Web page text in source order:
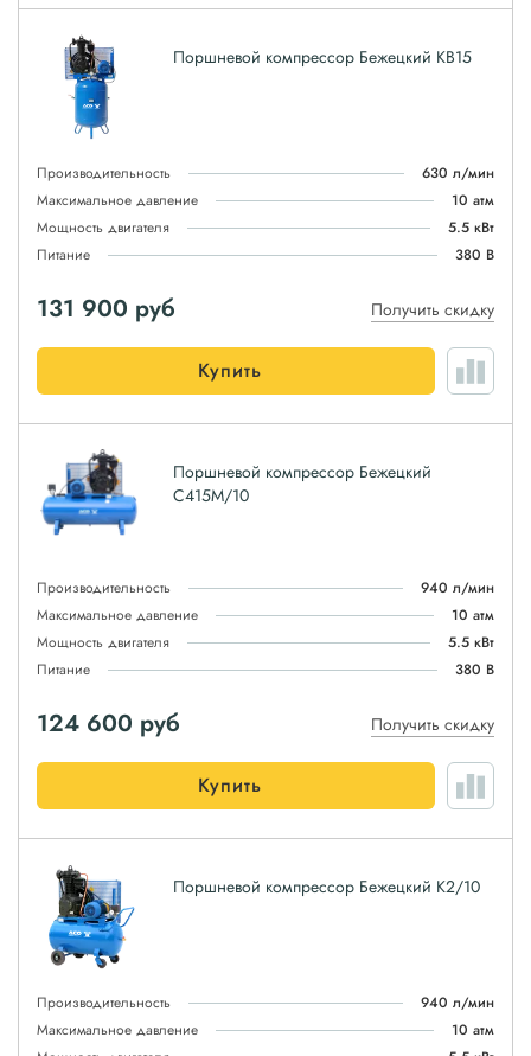
Поршневой компрессор Бежецкий КВ15
Производительность
630 л/мин
Максимальное давление
10 атм
Мощность двигателя
5.5 кВт
Питание
380 В
131 900 руб Получить скидку
Купить
Поршневой компрессор Бежецкий
С415М/10
Производительность
940 л/мин
Максимальное давление
10 атм
Мощность двигателя
5.5 кВт
Питание
380 В
124 600 руб Получить скидку
Купить
Поршневой компрессор Бежецкий К2/10
Производительность
940 л/мин
Максимальное давление
10 атм